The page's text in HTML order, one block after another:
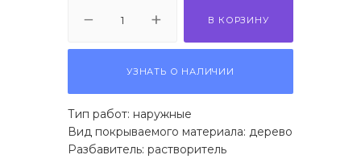
В КОРЗИНУ
УЗНАТЬ О НАЛИЧИИ
Тип работ: наружные
Вид покрываемого материала: дерево
Разбавитель: растворитель